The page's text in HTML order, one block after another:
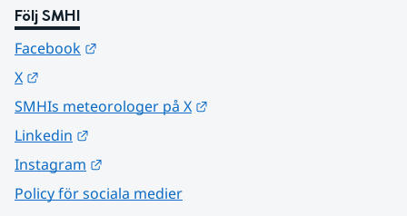
Följ SMHI
Facebook
X
SMHIs meteorologer på X
Linkedin
Instagram
Policy för sociala medier